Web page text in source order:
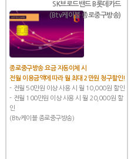
SK브로드밴드 B롯데카드
(Btv케이블 종로중구방송)
종로중구방송 요금 자동이체 시
전월 이용금액에 따라 월 최대 2만원 청구할인!
- 전월 50만원 이상 사용 시 월 10,000원 할인
- 전월 100만원 이상 사용 시 월 20,000원 할
인
(Btv케이블 종로중구방송)